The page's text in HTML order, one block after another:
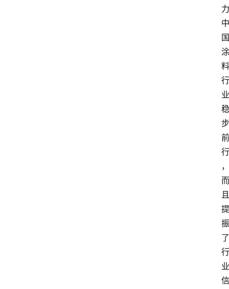
力
中
国
涂
料
行
业
稳
步
前
行
，
而
且
提
振
了
行
业
信